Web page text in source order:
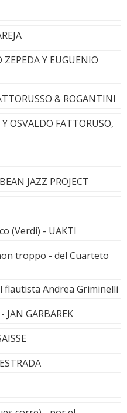
Y EUGUENIO
& ROGANTINI
OSVALDO FATTORUSO,
JAZZ PROJECT
(Verdi) - UAKTI
troppo - del Cuarteto
flautista Andrea Griminelli
GARBAREK